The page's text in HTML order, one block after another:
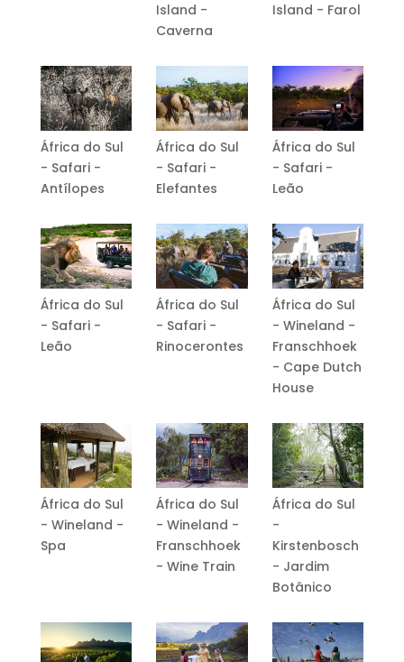
Island -
Caverna
Island - Farol
África do Sul
- Safari -
Antílopes
África do Sul
- Safari -
Elefantes
África do Sul
- Safari -
Leão
África do Sul
- Safari -
Leão
África do Sul
- Safari -
Rinocerontes
África do Sul
- Wineland -
Franschhoek
- Cape Dutch
House
África do Sul
- Wineland -
Spa
África do Sul
- Wineland -
Franschhoek
- Wine Train
África do Sul
-
Kirstenbosch
- Jardim
Botânico